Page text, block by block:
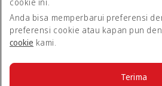
Kebijakan privasi
Syarat dan ketentuan
Kebijakan Cookie
Keamanan siber
Pernyataan transparansi atas
Anda bisa memperbarui preferensi
preferensi cookie atau kapan pun
cookie kami.
Terima